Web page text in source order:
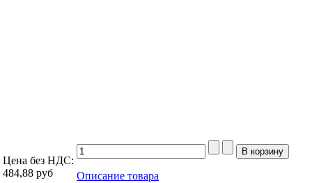
Цена без НДС:
484,88 руб Описание товара